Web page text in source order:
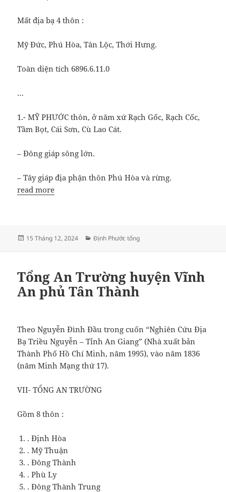
Mất địa bạ 4 thôn :
Mỹ Đức, Phú Hòa, Tân Lộc, Thới Hưng.
Toàn diện tích 6896.6.11.0
…
1.- MỸ PHƯỚC thôn, ở năm xứ Rạch Gốc, Rạch Cốc,
Tầm Bọt, Cái Sơn, Cù Lao Cát.
– Đông giáp sông lớn.
– Tây giáp địa phận thôn Phú Hòa và rừng.
read more
Đăng
15 Tháng 12, 2024
Danh
Định Phước tổng
Tổng An Trường huyện Vĩnh
An phủ Tân Thành
Theo Nguyễn Đình Đầu trong cuốn “Nghiên Cứu Địa
Bạ Triều Nguyễn – Tỉnh An Giang” (Nhà xuất bản
Thành Phố Hồ Chí Minh, năm 1995), vào năm 1836
(năm Minh Mạng thứ 17).
VII- TỔNG AN TRƯỜNG
Gồm 8 thôn :
. Định Hòa
. Mỹ Thuận
. Đông Thành
. Phù Ly
. Đông Thành Trung